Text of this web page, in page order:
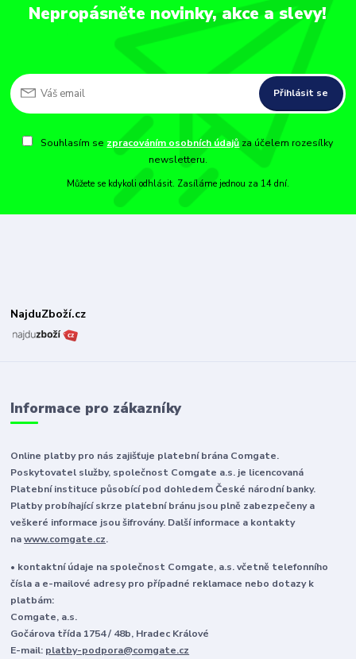
Nepropásněte novinky, akce a slevy!
Přihlásit se
Souhlasím se zpracováním osobních údajů za účelem rozesílky
newsletteru.
Můžete se kdykoli odhlásit. Zasíláme jednou za 14 dní.
NajduZboží.cz
Informace pro zákazníky
Online platby pro nás zajišťuje platební brána Comgate.
Poskytovatel služby, společnost Comgate a.s. je licencovaná
Platební instituce působící pod dohledem České národní banky.
Platby probíhající skrze platební bránu jsou plně zabezpečeny a
veškeré informace jsou šifrovány. Další informace a kontakty
nawww.comgate.cz.
• kontaktní údaje na společnost Comgate, a.s. včetně telefonního
čísla a e-mailové adresy pro případné reklamace nebo dotazy k
platbám:
Comgate, a.s.
Gočárova třída 1754 / 48b, Hradec Králové
E-mail: platby-podpora@comgate.cz